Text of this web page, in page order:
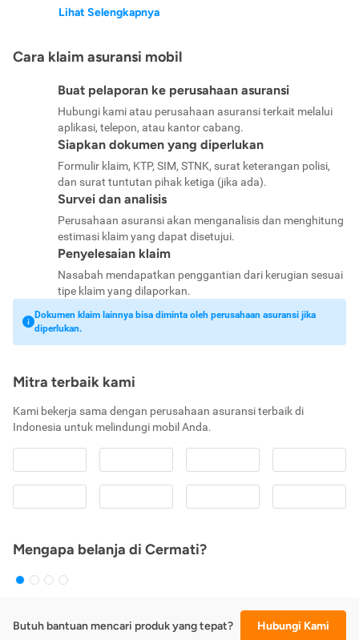
Lihat Selengkapnya
Cara klaim asuransi mobil
Buat pelaporan ke perusahaan asuransi
Hubungi kami atau perusahaan asuransi terkait melalui
aplikasi, telepon, atau kantor cabang.
Siapkan dokumen yang diperlukan
Formulir klaim, KTP, SIM, STNK, surat keterangan polisi,
dan surat tuntutan pihak ketiga (jika ada).
Survei dan analisis
Perusahaan asuransi akan menganalisis dan menghitung
estimasi klaim yang dapat disetujui.
Penyelesaian klaim
Nasabah mendapatkan penggantian dari kerugian sesuai
tipe klaim yang dilaporkan.
Dokumen klaim lainnya bisa diminta oleh perusahaan asuransi jika
diperlukan.
Mitra terbaik kami
Kami bekerja sama dengan perusahaan asuransi terbaik di
Indonesia untuk melindungi mobil Anda.
Mengapa belanja di Cermati?
Butuh bantuan mencari produk yang tepat? Hubungi Kami